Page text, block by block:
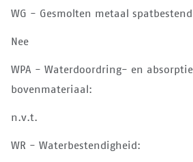
WG - Gesmolten metaal
Nee
WPA - Waterdoordring- en
bovenmateriaal:
n.v.t.
WR - Waterbestendigheid: